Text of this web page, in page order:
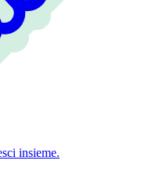
insieme.